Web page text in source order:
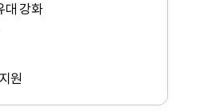
대 강화
원